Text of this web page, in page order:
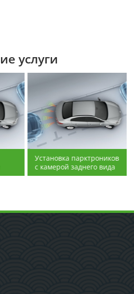
услуги
Установка парктроников
с камерой заднего вида
преградами, лежащими